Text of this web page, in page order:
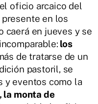
oficio arcaico del
en los
caerá en jueves y se
los
de tratarse de un
pastoril, se
y eventos como la
la monta de